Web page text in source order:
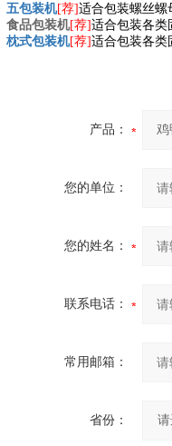
五包装机[荐]适合包装螺丝螺
食品包装机[荐]适合包装各类
枕式包装机[荐]适合包装各类
产品：
您的单位：
您的姓名：
联系电话：
常用邮箱：
省份：